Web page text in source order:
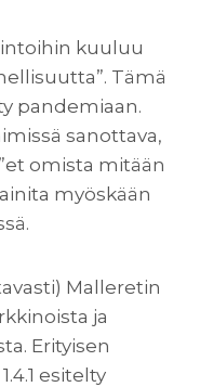
kuuluu
Tämä
pandemiaan.
sanottava,
omista mitään
myöskään
Malleretin
ja
Erityisen
esitelty